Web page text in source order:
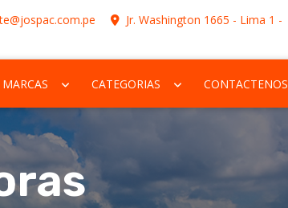
Jr. Washington 1665 - Lima 1 -
MARCAS CATEGORIAS CONTACTENOS